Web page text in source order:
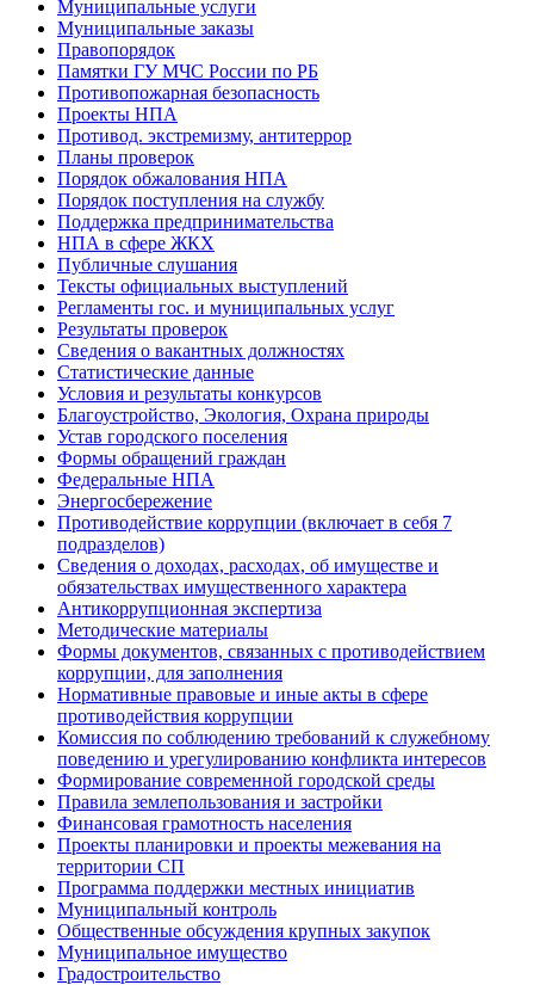
Муниципальные услуги
Муниципальные заказы
Правопорядок
Памятки ГУ МЧС России по РБ
Противопожарная безопасность
Проекты НПА
Противод. экстремизму, антитеррор
Планы проверок
Порядок обжалования НПА
Порядок поступления на службу
Поддержка предпринимательства
НПА в сфере ЖКХ
Публичные слушания
Тексты официальных выступлений
Регламенты гос. и муниципальных услуг
Результаты проверок
Сведения о вакантных должностях
Статистические данные
Условия и результаты конкурсов
Благоустройство, Экология, Охрана природы
Устав городского поселения
Формы обращений граждан
Федеральные НПА
Энергосбережение
Противодействие коррупции (включает в себя 7
подразделов)
Сведения о доходах, расходах, об имуществе и
обязательствах имущественного характера
Антикоррупционная экспертиза
Методические материалы
Формы документов, связанных с противодействием
коррупции, для заполнения
Нормативные правовые и иные акты в сфере
противодействия коррупции
Комиссия по соблюдению требований к служебному
поведению и урегулированию конфликта интересов
Формирование современной городской среды
Правила землепользования и застройки
Финансовая грамотность населения
Проекты планировки и проекты межевания на
территории СП
Программа поддержки местных инициатив
Муниципальный контроль
Общественные обсуждения крупных закупок
Муниципальное имущество
Градостроительство